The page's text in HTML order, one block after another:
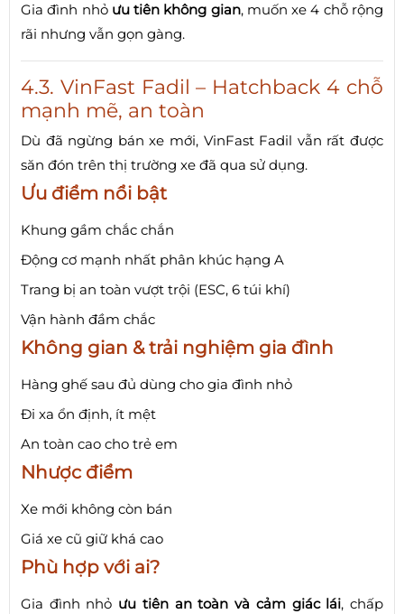
Gia đình nhỏ ưu tiên không gian, muốn xe 4 chỗ rộng
rãi nhưng vẫn gọn gàng.
4.3. VinFast Fadil – Hatchback 4 chỗ
mạnh mẽ, an toàn
Dù đã ngừng bán xe mới, VinFast Fadil vẫn rất được
săn đón trên thị trường xe đã qua sử dụng.
Ưu điểm nổi bật
Khung gầm chắc chắn
Động cơ mạnh nhất phân khúc hạng A
Trang bị an toàn vượt trội (ESC, 6 túi khí)
Vận hành đầm chắc
Không gian & trải nghiệm gia đình
Hàng ghế sau đủ dùng cho gia đình nhỏ
Đi xa ổn định, ít mệt
An toàn cao cho trẻ em
Nhược điểm
Xe mới không còn bán
Giá xe cũ giữ khá cao
Phù hợp với ai?
Gia đình nhỏ ưu tiên an toàn và cảm giác lái, chấp